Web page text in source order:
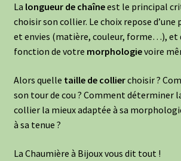
La longueur de chaîneest le principal
choisir son collier. Le choix repose d’une
et envies (matière, couleur, forme…), et
fonction de votre morphologievoire
Alors quelle taille de collierchoisir ?
son tour de cou ? Comment déterminer
collier la mieux adaptée à sa
à sa tenue ?
La Chaumière à Bijoux vous dit tout !